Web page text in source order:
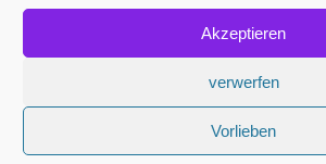
Akzeptieren
verwerfen
Vorlieben
WP Royal. Impressum